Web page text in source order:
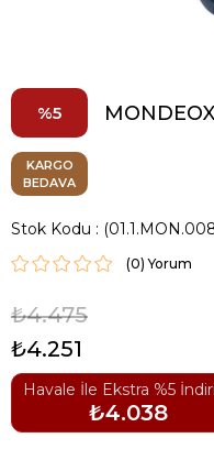
5
KARGO
BEDAVA
Stok Kodu
(0)
₺4.475
₺4.251
Havale İle Ekstra %5
₺4.038